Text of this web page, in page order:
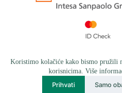
Koristimo kolačiće kako bismo pružili
korisnicima. Više
Prihvati Samo
greensteel.rs, sva prava